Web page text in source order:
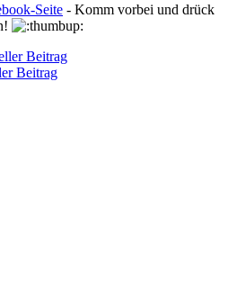
Seite - Komm vorbei und drück
Beitrag
Beitrag